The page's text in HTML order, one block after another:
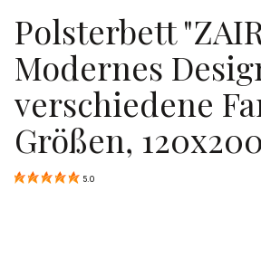
Polsterbett
Modernes
verschiedene
Größen, 120x200
5.0